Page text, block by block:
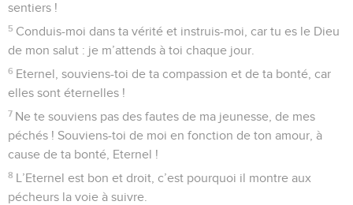
sentiers !
5 Conduis-moi dans ta vérité et instruis-moi, car tu es le Dieu
de mon salut : je m’attends à toi chaque jour.
6 Eternel, souviens-toi de ta compassion et de ta bonté, car
elles sont éternelles !
7 Ne te souviens pas des fautes de ma jeunesse, de mes
péchés ! Souviens-toi de moi en fonction de ton amour, à
cause de ta bonté, Eternel !
8
L’Eternel est bon et droit, c’est pourquoi il montre aux
pécheurs la voie à suivre.